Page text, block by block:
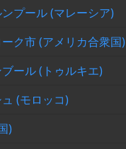
プール (マレーシア)
ク市 (アメリカ合衆国)
ール (トゥルキエ)
(モロッコ)
)